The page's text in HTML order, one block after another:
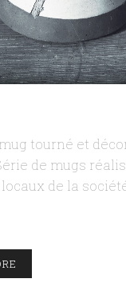
tourné et
de mugs
de la